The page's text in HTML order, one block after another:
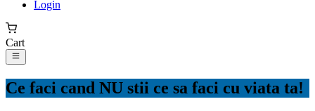
Login
Cart
Ce faci cand NU stii ce sa faci cu viata ta!